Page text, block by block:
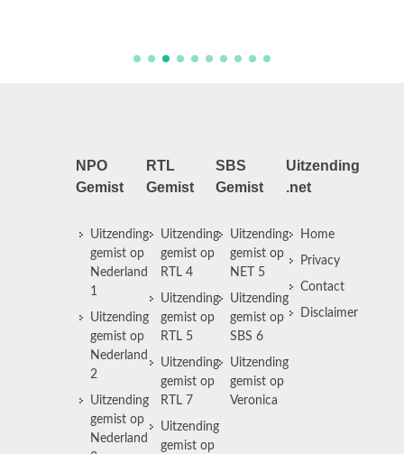
NPO
Gemist
Uitzending
gemist op
Nederland
1
Uitzending
gemist op
Nederland
2
Uitzending
gemist op
Nederland
RTL
Gemist
Uitzending
gemist op
RTL 4
Uitzending
gemist op
RTL 5
Uitzending
gemist op
RTL 7
Uitzending
gemist op
SBS
Gemist
Uitzending
gemist op
NET 5
Uitzending
gemist op
SBS 6
Uitzending
gemist op
Veronica
Uitzending
.net
Home
Privacy
Contact
Disclaimer